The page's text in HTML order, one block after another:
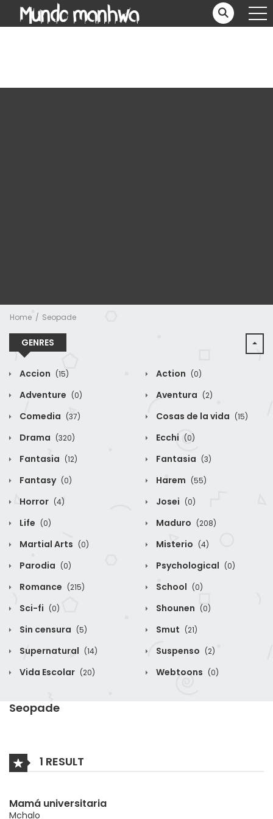
Home Seopade
GENRES
Accion (15) Action (0)
Adventure (0) Aventura (2)
Comedia (37) Cosas de la vida (15)
Drama (320) Ecchi (0)
Fantasia (12) Fantasia (3)
Fantasy (0) Harem (55)
Horror (4) Josei (0)
Life (0) Maduro (208)
Martial Arts (0) Misterio (4)
Parodia (0) Psychological (0)
Romance (215) School (0)
Sci-fi (0) Shounen (0)
Sin censura (5) Smut (21)
Supernatural (14) Suspenso (2)
Vida Escolar (20) Webtoons (0)
Seopade
1 RESULT
Mamá universitaria
Mchalo